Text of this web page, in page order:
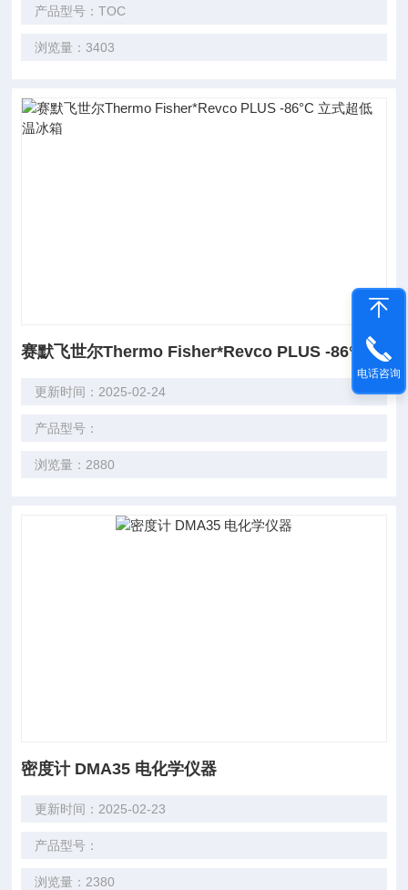
产品型号：TOC
浏览量：3403
赛默飞世尔Thermo Fisher*Revco PLUS -86°C 立式超低温冰箱
更新时间：2025-02-24
产品型号：
浏览量：2880
密度计 DMA35 电化学仪器
更新时间：2025-02-23
产品型号：
浏览量：2380
电话咨询